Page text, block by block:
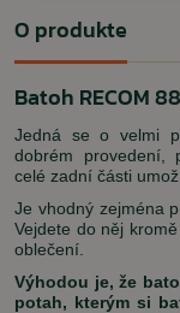
O produkte
Batoh RECOM
Jedná se o velmi
dobrém provedení,
celé zadní části
Je vhodný zejména
Vejdete do něj
oblečení.
Výhodou je, že
potah, kterým si